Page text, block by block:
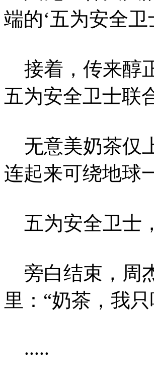
端的‘五为安全
接着，传来醇
五为安全卫士联
无意美奶茶仅
连起来可绕地球
五为安全卫士
旁白结束，周
里：“奶茶，我
.....